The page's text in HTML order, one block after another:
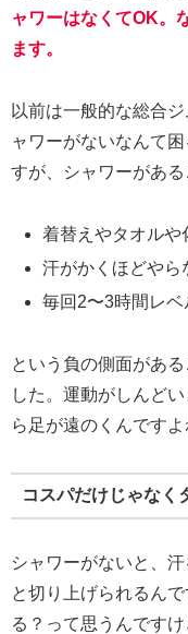
ャワーはなくてOK。
ます。
以前は一般的な総合
ャワーがないなんて
すが、シャワーがあ
着替えやタオルや
汗がかくほどやら
毎回2〜3時間レ
という負の側面があ
した。運動がしんど
ら足が遠のくんですよ
コスパだけじゃなく
シャワーがないと、
と切り上げられるん
る？って思うんです